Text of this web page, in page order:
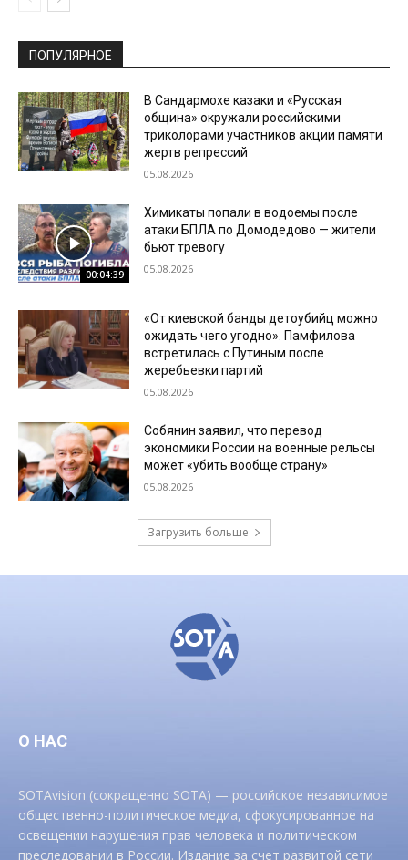
ПОПУЛЯРНОЕ
В Сандармохе казаки и «Русская
община» окружали российскими
триколорами участников акции памяти
жертв репрессий
05.08.2026
00:04:39
Химикаты попали в водоемы после
атаки БПЛА по Домодедово — жители
бьют тревогу
05.08.2026
«От киевской банды детоубийц можно
ожидать чего угодно». Памфилова
встретилась с Путиным после
жеребьевки партий
05.08.2026
Собянин заявил, что перевод
экономики России на военные рельсы
может «убить вообще страну»
05.08.2026
Загрузить больше
О НАС
SOTAvision (сокращенно SOTA) — российское независимое
общественно-политическое медиа, сфокусированное на
освещении нарушения прав человека и политическом
преследовании в России. Издание за счет развитой сети